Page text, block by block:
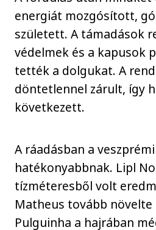
energiát mozgósított,
született. A támadások
védelmek és a kapusok
tették a dolgukat. A
döntetlennel zárult, így
következett.
A ráadásban a
hatékonyabbnak. Lipl
tízméteresből volt
Matheus tovább növelte
Pulguinha a hajrában